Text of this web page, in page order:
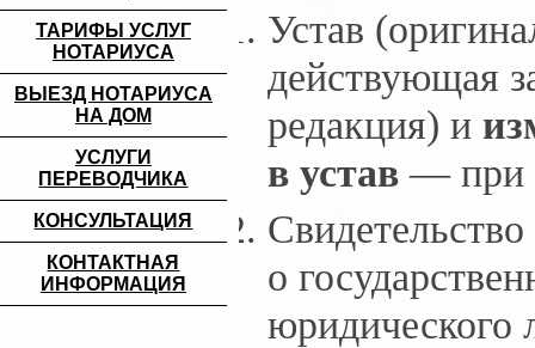
ТАРИФЫ УСЛУГ
НОТАРИУСА
ВЫЕЗД НОТАРИУСА
НА ДОМ
УСЛУГИ
ПЕРЕВОДЧИКА
КОНСУЛЬТАЦИЯ
КОНТАКТНАЯ
ИНФОРМАЦИЯ
Устав
действующая
редакция) и
в устав — при
Свидетельство
о
юридического